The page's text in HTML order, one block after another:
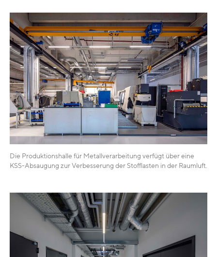
Die Produktionshalle für Metallverarbeitung verfügt über eine
KSS-Absaugung zur Verbesserung der Stofflasten in der Raumluft.